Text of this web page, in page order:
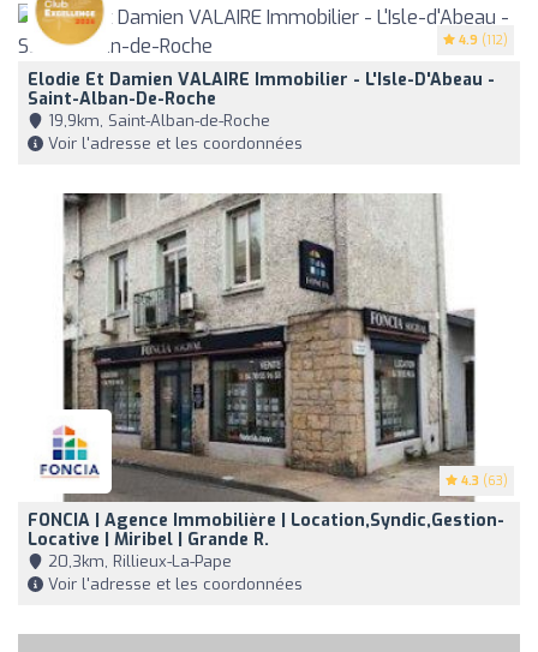
4.9 (112)
Elodie Et Damien VALAIRE Immobilier - L'Isle-D'Abeau -
Saint-Alban-De-Roche
19,9km, Saint-Alban-de-Roche
Voir l'adresse et les coordonnées
4.3 (63)
FONCIA | Agence Immobilière | Location,Syndic,Gestion-
Locative | Miribel | Grande R.
20,3km, Rillieux-La-Pape
Voir l'adresse et les coordonnées